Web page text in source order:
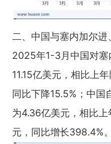
二、中国与塞内加尔进
2025年1-3月中国对塞
11.15亿美元，相比上
同比下降15.5%；中国
为4.36亿美元，相比
元，同比增长398.4%。